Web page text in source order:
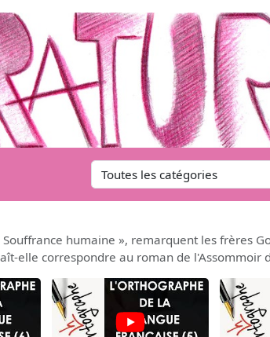
humaine », remarquent les frères
elle correspondre au roman de l'Assommoir